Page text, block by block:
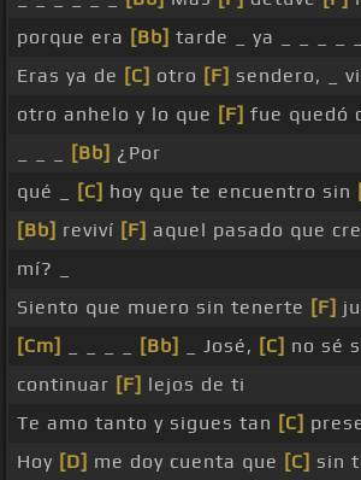
porque era [Bb] tarde _ ya _ _ _ _ _
Eras ya de [C] otro [F] sendero, _
otro anhelo y lo que [F] fue quedó
[Bb] ¿Por
qué _
[C] hoy que te encuentro sin
[Bb] reviví [F] aquel pasado que
mí? _
Siento que muero sin tenerte [F]
[Cm]
[Bb] _ José, [C] no sé
continuar [F] lejos de ti
Te amo tanto y sigues tan [C]
Hoy [D] me doy cuenta que [C] sin